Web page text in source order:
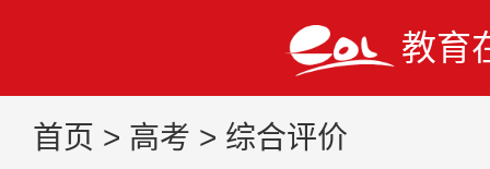
教育
首页 > 高考 > 综合评价